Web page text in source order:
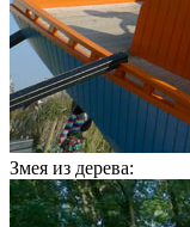
Змея из дерева: